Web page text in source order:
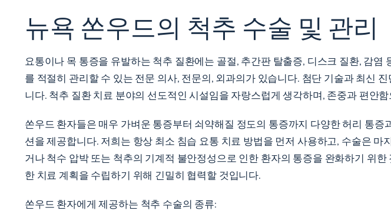
뉴욕 쏜우드의 척추 수술 및 관리
요통이나 목 통증을 유발하는 척추 질환에는 골절, 추간판 탈출증, 디스크 질환, 감
를 적절히 관리할 수 있는 전문 의사, 전문의, 외과의가 있습니다. 첨단 기술과 최신
니다. 척추 질환 치료 분야의 선도적인 시설임을 자랑스럽게 생각하며, 존중과 편안
쏜우드 환자들은 매우 가벼운 통증부터 쇠약해질 정도의 통증까지 다양한 허리 통
션을 제공합니다. 저희는 항상 최소 침습 요통 치료 방법을 먼저 사용하고, 수술은
거나 척수 압박 또는 척추의 기계적 불안정성으로 인한 환자의 통증을 완화하기 위
한 치료 계획을 수립하기 위해 긴밀히 협력할 것입니다.
쏜우드 환자에게 제공하는 척추 수술의 종류: